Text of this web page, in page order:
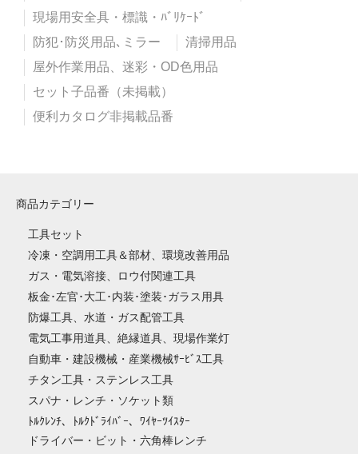
現場用安全具・標識・ﾊﾞﾘｹｰﾄﾞ
防犯･防災用品､ミラー
清掃用品
屋外作業用品、迷彩・OD色用品
セット子品番（未掲載）
便利カタログ非掲載品番
商品カテゴリー
工具セット
冷凍・空調用工具＆部材、環境改善用品
ガス・電気溶接、ロウ付関連工具
板金･左官･大工･内装･塗装･ガラス用具
防爆工具、水道・ガス配管工具
電気工事用道具、絶縁道具、現場作業灯
自動車・建設機械・産業機械ｻｰﾋﾞｽ工具
チタン工具・ステンレス工具
スパナ・レンチ・ソケット類
ﾄﾙｸﾚﾝﾁ、ﾄﾙｸﾄﾞﾗｲﾊﾞｰ、ﾜｲﾔｰﾂｲｽﾀｰ
ドライバー・ビット・六角棒レンチ